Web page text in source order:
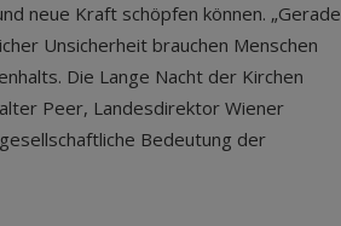
neue Kraft schöpfen können. „Gerade
Unsicherheit brauchen Menschen
Die Lange Nacht der Kirchen
Peer, Landesdirektor Wiener
Bedeutung der